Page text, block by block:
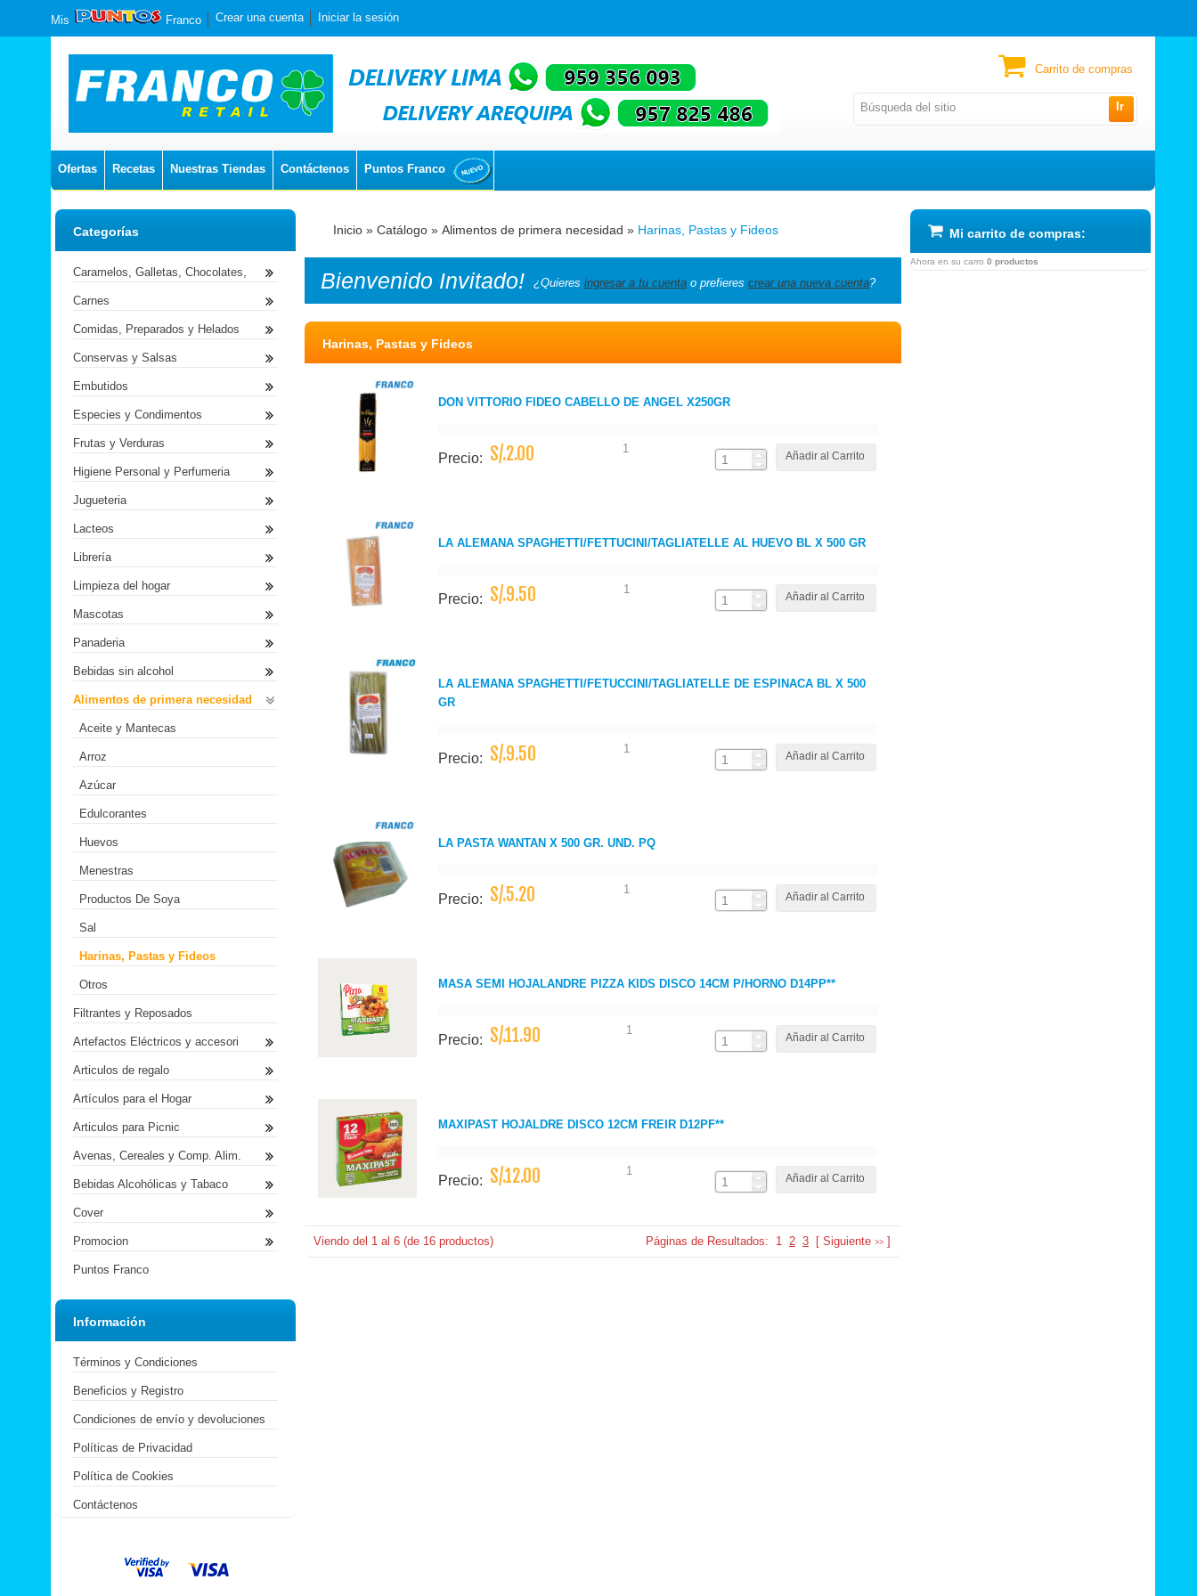
Ir
Mis Franco Crear una cuenta Iniciar la sesión
Ofertas Recetas Nuestras Tiendas Contáctenos Puntos Franco
Carrito de compras
Inicio » Catálogo » Alimentos de primera necesidad » Harinas, Pastas y Fideos
Bienvenido Invitado! ¿Quieres ingresar a tu cuenta o prefieres crear una nueva cuenta?
Harinas, Pastas y Fideos
DON VITTORIO FIDEO CABELLO DE ANGEL X250GR
Precio: S/.2.00 1
Añadir al Carrito
LA ALEMANA SPAGHETTI/FETTUCINI/TAGLIATELLE AL HUEVO BL X 500 GR
Precio: S/.9.50 1
Añadir al Carrito
LA ALEMANA SPAGHETTI/FETUCCINI/TAGLIATELLE DE ESPINACA BL X 500
GR
Precio: S/.9.50 1
Añadir al Carrito
LA PASTA WANTAN X 500 GR. UND. PQ
Precio: S/.5.20 1
Añadir al Carrito
MASA SEMI HOJALANDRE PIZZA KIDS DISCO 14CM P/HORNO D14PP**
Precio: S/.11.90 1
Añadir al Carrito
MAXIPAST HOJALDRE DISCO 12CM FREIR D12PF**
Precio: S/.12.00 1
Añadir al Carrito
Viendo del 1 al 6 (de 16 productos) Páginas de Resultados: 1 2 3 [ Siguiente >> ]
Categorías
Caramelos, Galletas, Chocolates,
Carnes
Comidas, Preparados y Helados
Conservas y Salsas
Embutidos
Especies y Condimentos
Frutas y Verduras
Higiene Personal y Perfumeria
Jugueteria
Lacteos
Librería
Limpieza del hogar
Mascotas
Panaderia
Bebidas sin alcohol
Alimentos de primera necesidad
Aceite y Mantecas
Arroz
Azúcar
Edulcorantes
Huevos
Menestras
Productos De Soya
Sal
Harinas, Pastas y Fideos
Otros
Filtrantes y Reposados
Artefactos Eléctricos y accesori
Articulos de regalo
Artículos para el Hogar
Articulos para Picnic
Avenas, Cereales y Comp. Alim.
Bebidas Alcohólicas y Tabaco
Cover
Promocion
Puntos Franco
Información
Términos y Condiciones
Beneficios y Registro
Condiciones de envío y devoluciones
Políticas de Privacidad
Política de Cookies
Contáctenos
Mi carrito de compras:
Ahora en su carro 0 productos